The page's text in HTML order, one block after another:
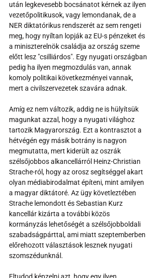
után legkevesebb bocsánatot kérnek az ilyen
vezetőpolitikusok, vagy lemondanak, de a
NER diktatórikus rendszerét az sem rengeti
meg, hogy nyíltan lopják az EU-s pénzeket és
a miniszterelnök családja az ország szeme
előtt lesz "csilliárdos". Egy nyugati országban
pedig ha ilyen megmozdulás van, annak
komoly politikai következményei vannak,
mert a civilszervezetek szavára adnak.
Amíg ez nem változik, addig ne is hülyítsük
magunkat azzal, hogy a nyugati világhoz
tartozik Magyarország. Ezt a kontrasztot a
hétvégén egy másik botrány is nagyon
megmutatta, mert kiderült az oszrák
szélsőjobbos alkancellárról Heinz-Christian
Strache-ról, hogy az orosz segítséggel akart
olyan médiabirodalmat építeni, mint amilyen
a magyar diktátoré. Az ügy követleztében
Strache lemondott és Sebastian Kurz
kancellár kizárta a további közös
kormányzás lehetőségét a szélsőjobboldali
szabadságpárttal, ami miatt szeptemberben
előrehozott választások lesznek nyugati
szomszédunknál.